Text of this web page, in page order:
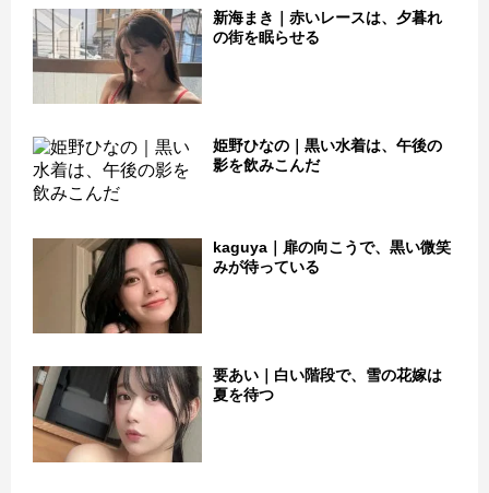
新海まき｜赤いレースは、夕暮れ
の街を眠らせる
姫野ひなの｜黒い水着は、午後の
影を飲みこんだ
kaguya｜扉の向こうで、黒い微笑
みが待っている
要あい｜白い階段で、雪の花嫁は
夏を待つ